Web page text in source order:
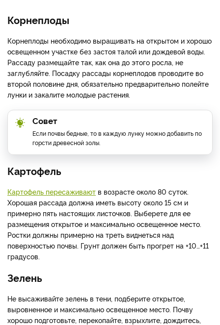
Корнеплоды
Корнеплоды необходимо выращивать на открытом и хорошо
освещенном участке без застоя талой или дождевой воды.
Рассаду размещайте так, как она до этого росла, не
заглубляйте. Посадку рассады корнеплодов проводите во
второй половине дня, обязательно предварительно полейте
лунки и закалите молодые растения.
Совет
Если почвы бедные, то в каждую лунку можно добавить по
горсти древесной золы.
Картофель
Картофель пересаживают в возрасте около 80 суток.
Хорошая рассада должна иметь высоту около 15 см и
примерно пять настоящих листочков. Выберете для ее
размещения открытое и максимально освещенное место.
Ростки должны примерно на треть виднеться над
поверхностью почвы. Грунт должен быть прогрет на +10…+11
градусов.
Зелень
Не высаживайте зелень в тени, подберите открытое,
выровненное и максимально освещенное место. Почву
хорошо подготовьте, перекопайте, взрыхлите, дождитесь,